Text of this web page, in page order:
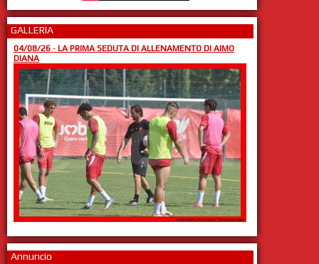
GALLERIA
04/08/26- LA PRIMA SEDUTA DI ALLENAMENTO DI AIMO
DIANA
Annuncio